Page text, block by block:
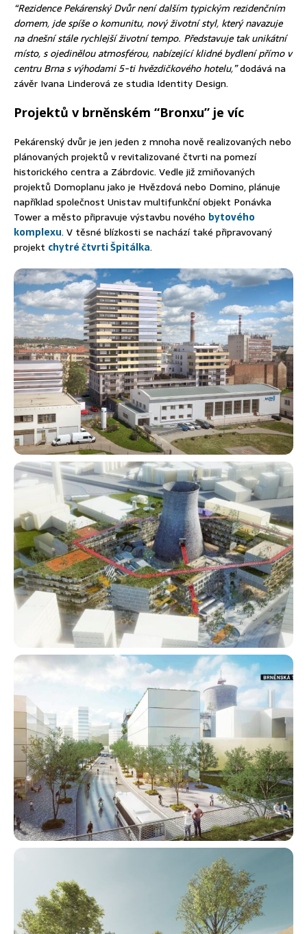
“Rezidence Pekárenský Dvůr není dalším typickým rezidenčním
domem, jde spíše o komunitu, nový životní styl, který navazuje
na dnešní stále rychlejší životní tempo. Představuje tak unikátní
místo, s ojedinělou atmosférou, nabízející klidné bydlení přímo v
centru Brna s výhodami 5-ti hvězdičkového hotelu,”dodává na
závěr Ivana Linderová ze studia Identity Design.
Projektů v brněnském “Bronxu” je víc
Pekárenský dvůr je jen jeden z mnoha nově realizovaných nebo
plánovaných projektů v revitalizované čtvrti na pomezí
historického centra a Zábrdovic. Vedle již zmiňovaných
projektů Domoplanu jako je Hvězdová nebo Domino, plánuje
například společnost Unistav multifunkční objekt Ponávka
Tower a město připravuje výstavbu nového bytového
komplexu. V těsné blízkosti se nachází také připravovaný
projekt chytré čtvrti Špitálka.